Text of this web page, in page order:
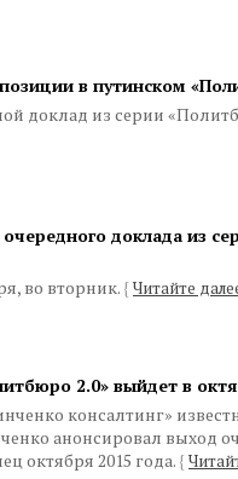
в путинском
доклад из серии
доклада из
во вторник. { Читайте
2.0» выйдет в
консалтинг»
анонсировал выход
октября 2015 года. {